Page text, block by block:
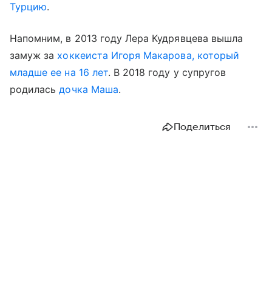
Турцию.
Напомним, в 2013 году Лера Кудрявцева вышла
замуж за хоккеиста Игоря Макарова, который
младше ее на 16 лет. В 2018 году у супругов
родиласьдочка Маша.
Поделиться